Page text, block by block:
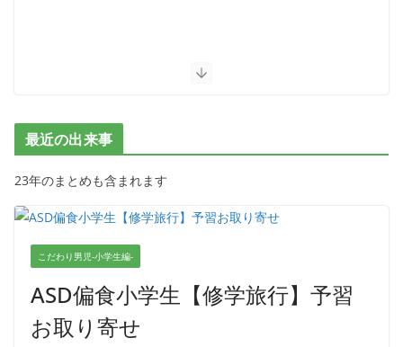
最近の出来事
23年のまとめも含まれます
こだわり男児-小学生編-
ASD偏食小学生【修学旅行】予習
お取り寄せ